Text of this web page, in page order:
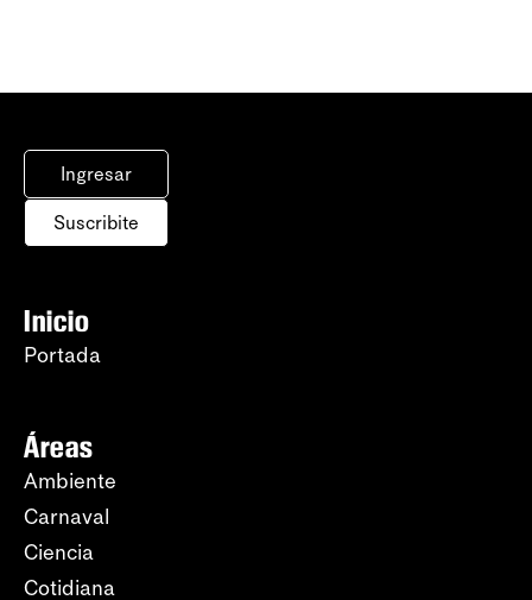
Ingresar
Suscribite
Inicio
Portada
Áreas
Ambiente
Carnaval
Ciencia
Cotidiana